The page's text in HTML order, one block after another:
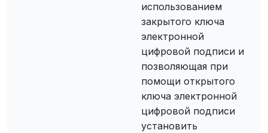
использованием
закрытого ключа
электронной
цифровой подписи и
позволяющая при
помощи открытого
ключа электронной
цифровой подписи
установить